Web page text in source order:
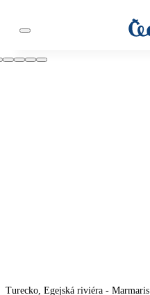
Turecko, Egejská riviéra - Marmaris